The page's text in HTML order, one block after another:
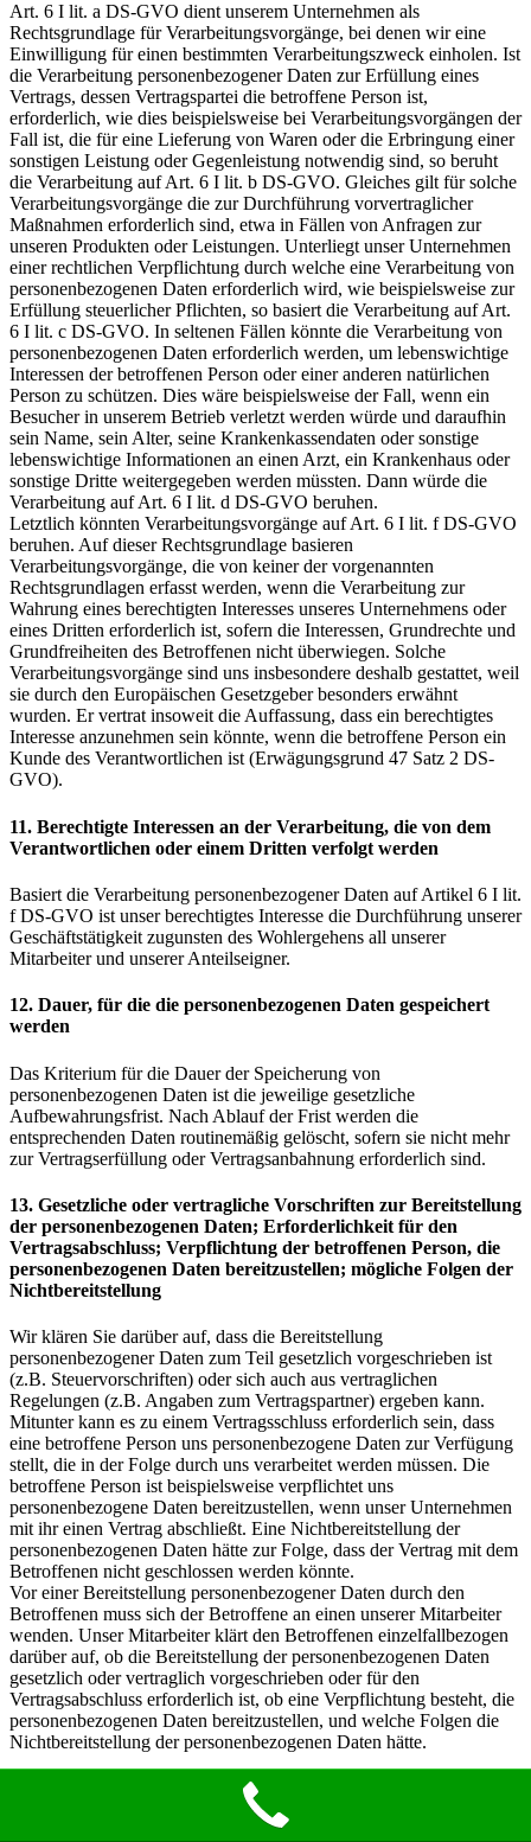
Art. 6 I lit. a DS-GVO dient unserem Unternehmen als
Rechtsgrundlage für Verarbeitungsvorgänge, bei denen wir eine
Einwilligung für einen bestimmten Verarbeitungszweck einholen. Ist
die Verarbeitung personenbezogener Daten zur Erfüllung eines
Vertrags, dessen Vertragspartei die betroffene Person ist,
erforderlich, wie dies beispielsweise bei Verarbeitungsvorgängen der
Fall ist, die für eine Lieferung von Waren oder die Erbringung einer
sonstigen Leistung oder Gegenleistung notwendig sind, so beruht
die Verarbeitung auf Art. 6 I lit. b DS-GVO. Gleiches gilt für solche
Verarbeitungsvorgänge die zur Durchführung vorvertraglicher
Maßnahmen erforderlich sind, etwa in Fällen von Anfragen zur
unseren Produkten oder Leistungen. Unterliegt unser Unternehmen
einer rechtlichen Verpflichtung durch welche eine Verarbeitung von
personenbezogenen Daten erforderlich wird, wie beispielsweise zur
Erfüllung steuerlicher Pflichten, so basiert die Verarbeitung auf Art.
6 I lit. c DS-GVO. In seltenen Fällen könnte die Verarbeitung von
personenbezogenen Daten erforderlich werden, um lebenswichtige
Interessen der betroffenen Person oder einer anderen natürlichen
Person zu schützen. Dies wäre beispielsweise der Fall, wenn ein
Besucher in unserem Betrieb verletzt werden würde und daraufhin
sein Name, sein Alter, seine Krankenkassendaten oder sonstige
lebenswichtige Informationen an einen Arzt, ein Krankenhaus oder
sonstige Dritte weitergegeben werden müssten. Dann würde die
Verarbeitung auf Art. 6 I lit. d DS-GVO beruhen.
Letztlich könnten Verarbeitungsvorgänge auf Art. 6 I lit. f DS-GVO
beruhen. Auf dieser Rechtsgrundlage basieren
Verarbeitungsvorgänge, die von keiner der vorgenannten
Rechtsgrundlagen erfasst werden, wenn die Verarbeitung zur
Wahrung eines berechtigten Interesses unseres Unternehmens oder
eines Dritten erforderlich ist, sofern die Interessen, Grundrechte und
Grundfreiheiten des Betroffenen nicht überwiegen. Solche
Verarbeitungsvorgänge sind uns insbesondere deshalb gestattet, weil
sie durch den Europäischen Gesetzgeber besonders erwähnt
wurden. Er vertrat insoweit die Auffassung, dass ein berechtigtes
Interesse anzunehmen sein könnte, wenn die betroffene Person ein
Kunde des Verantwortlichen ist (Erwägungsgrund 47 Satz 2 DS-
GVO).
11. Berechtigte Interessen an der Verarbeitung, die von dem
Verantwortlichen oder einem Dritten verfolgt werden
Basiert die Verarbeitung personenbezogener Daten auf Artikel 6 I lit.
f DS-GVO ist unser berechtigtes Interesse die Durchführung unserer
Geschäftstätigkeit zugunsten des Wohlergehens all unserer
Mitarbeiter und unserer Anteilseigner.
12. Dauer, für die die personenbezogenen Daten gespeichert
werden
Das Kriterium für die Dauer der Speicherung von
personenbezogenen Daten ist die jeweilige gesetzliche
Aufbewahrungsfrist. Nach Ablauf der Frist werden die
entsprechenden Daten routinemäßig gelöscht, sofern sie nicht mehr
zur Vertragserfüllung oder Vertragsanbahnung erforderlich sind.
13. Gesetzliche oder vertragliche Vorschriften zur Bereitstellung
der personenbezogenen Daten; Erforderlichkeit für den
Vertragsabschluss; Verpflichtung der betroffenen Person, die
personenbezogenen Daten bereitzustellen; mögliche Folgen der
Nichtbereitstellung
Wir klären Sie darüber auf, dass die Bereitstellung
personenbezogener Daten zum Teil gesetzlich vorgeschrieben ist
(z.B. Steuervorschriften) oder sich auch aus vertraglichen
Regelungen (z.B. Angaben zum Vertragspartner) ergeben kann.
Mitunter kann es zu einem Vertragsschluss erforderlich sein, dass
eine betroffene Person uns personenbezogene Daten zur Verfügung
stellt, die in der Folge durch uns verarbeitet werden müssen. Die
betroffene Person ist beispielsweise verpflichtet uns
personenbezogene Daten bereitzustellen, wenn unser Unternehmen
mit ihr einen Vertrag abschließt. Eine Nichtbereitstellung der
personenbezogenen Daten hätte zur Folge, dass der Vertrag mit dem
Betroffenen nicht geschlossen werden könnte.
Vor einer Bereitstellung personenbezogener Daten durch den
Betroffenen muss sich der Betroffene an einen unserer Mitarbeiter
wenden. Unser Mitarbeiter klärt den Betroffenen einzelfallbezogen
darüber auf, ob die Bereitstellung der personenbezogenen Daten
gesetzlich oder vertraglich vorgeschrieben oder für den
Vertragsabschluss erforderlich ist, ob eine Verpflichtung besteht, die
personenbezogenen Daten bereitzustellen, und welche Folgen die
Nichtbereitstellung der personenbezogenen Daten hätte.
14. Bestehen einer automatisierten Entscheidungsfindung
Als verantwortungsbewusstes Unternehmen verzichten wir auf eine